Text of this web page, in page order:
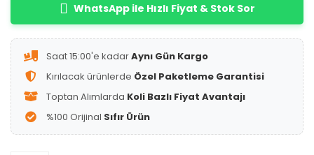
WhatsApp ile Hızlı Fiyat & Stok Sor
Saat 15:00'e kadarAynı Gün Kargo
Kırılacak ürünlerde Özel Paketleme Garantisi
Toptan Alımlarda Koli Bazlı Fiyat Avantajı
%100 Orijinal Sıfır Ürün